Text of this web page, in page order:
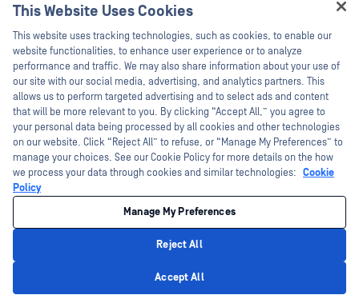
truyền thống.
Làm thế nào MetaDefender Liệu Salesforce có thể thu hẹp
khoảng cách này không?
MetaDefender Công cụ này kiểm tra các tệp và liên kết ngay
khi chúng được đưa vào Salesforce, chặn phần mềm độc
hại và các hành vi lừa đảo trước khi nội dung được lưu trữ,
chia sẻ hoặc sử dụng trong quy trình làm việc của
Salesforce.
This Website Uses Cookies
This website uses tracking technologies, such as cookies, to enable our
website functionalities, to enhance user experience or to analyze
performance and traffic. We may also share information about your use of
our site with our social media, advertising, and analytics partners. This
allows us to perform targeted advertising and to select ads and content
that will be more relevant to you. By clicking “Accept All,” you agree to
your personal data being processed by all cookies and other technologies
on our website. Click “Reject All” to refuse, or “Manage My Preferences” to
manage your choices. See our Cookie Policy for more details on the how
we process your data through cookies and similar technologies: Cookie
Policy
Manage My Preferences
Reject All
Accept All
Hey there!
I'm Ozzy, your OPSWAT virtual assistant.
How can I help you secure what's critical
today?